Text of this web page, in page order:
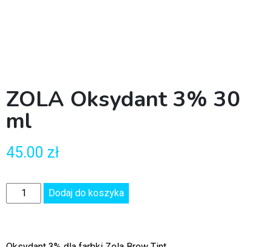
ZOLA Oksydant 3% 30
ml
45.00 zł
Dodaj do koszyka